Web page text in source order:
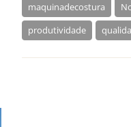
maquinadecostura
produtividade